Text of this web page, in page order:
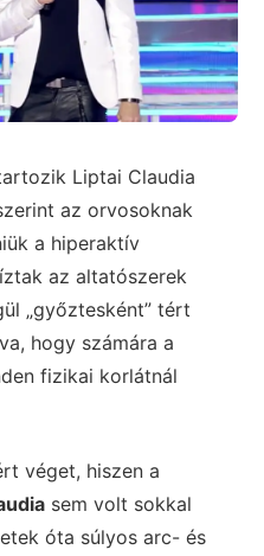
Liptai Claudia
az orvosoknak
a hiperaktív
az altatószerek
„győztesként” tért
hogy számára a
fizikai korlátnál
véget, hiszen a
sem volt sokkal
óta súlyos arc- és